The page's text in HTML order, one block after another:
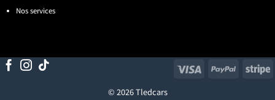
Nos services
© 2026 Tledcars
Visa PayPal